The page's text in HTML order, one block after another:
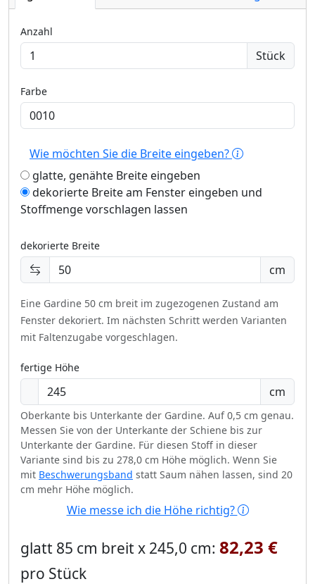
Anzahl
Stück
Farbe
Wie möchten Sie die Breite eingeben?
glatte, genähte Breite eingeben
dekorierte Breite am Fenster eingeben und
Stoffmenge vorschlagen lassen
dekorierte Breite
cm
Eine Gardine 50 cm breit im zugezogenen Zustand am
Fenster dekoriert. Im nächsten Schritt werden Varianten
mit Faltenzugabe vorgeschlagen.
fertige Höhe
cm
Oberkante bis Unterkante der Gardine. Auf 0,5 cm genau.
Messen Sie von der Unterkante der Schiene bis zur
Unterkante der Gardine. Für diesen Stoff in dieser
Variante sind bis zu 278,0 cm Höhe möglich. Wenn Sie
mit Beschwerungsband statt Saum nähen lassen, sind 20
cm mehr Höhe möglich.
Wie messe ich die Höhe richtig?
glatt 85 cm breit x 245,0 cm: 82,23 €
pro Stück